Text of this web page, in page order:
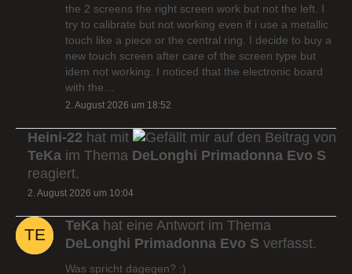
the 2 screens the right screen work but not the left. I
try to calibrate but not working even if i use a metallic
touch like a piece or the central ring. I decide to buy a
new touch screen after care of the screen type but
idem not working. I noticed that the electronic board
with the…
2. August 2026 um 18:52
Heini-22 hat mit
auf den Beitrag von
TeKa im Thema DeLonghi Primadonna Evo S
reagiert.
2. August 2026 um 10:04
TeKa hat eine Antwort im Thema
DeLonghi Primadonna Evo S verfasst.
Was spricht dagegen? :)